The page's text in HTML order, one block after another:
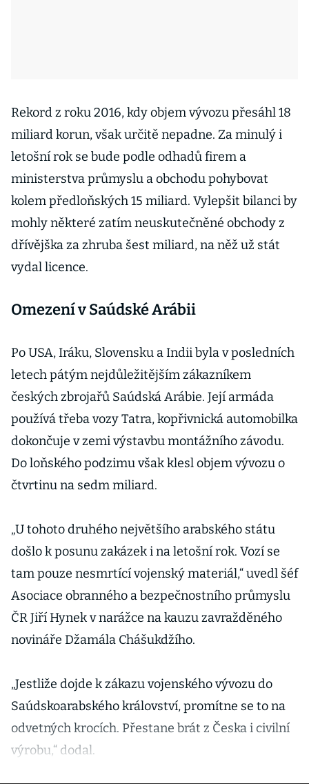
Rekord z roku 2016, kdy objem vývozu přesáhl 18
miliard korun, však určitě nepadne. Za minulý i
letošní rok se bude podle odhadů firem a
ministerstva průmyslu a obchodu pohybovat
kolem předloňských 15 miliard. Vylepšit bilanci by
mohly některé zatím neuskutečněné obchody z
dřívějška za zhruba šest miliard, na něž už stát
vydal licence.
Omezení v Saúdské Arábii
Po USA, Iráku, Slovensku a Indii byla v posledních
letech pátým nejdůležitějším zákazníkem
českých zbrojařů Saúdská Arábie. Její armáda
používá třeba vozy Tatra, kopřivnická automobilka
dokončuje v zemi výstavbu montážního závodu.
Do loňského podzimu však klesl objem vývozu o
čtvrtinu na sedm miliard.
„U tohoto druhého největšího arabského státu
došlo k posunu zakázek i na letošní rok. Vozí se
tam pouze nesmrtící vojenský materiál,“ uvedl šéf
Asociace obranného a bezpečnostního průmyslu
ČR Jiří Hynek v narážce na kauzu zavražděného
novináře Džamála Chášukdžího.
„Jestliže dojde k zákazu vojenského vývozu do
Saúdskoarabského království, promítne se to na
odvetných krocích. Přestane brát z Česka i civilní
výrobu,“ dodal.